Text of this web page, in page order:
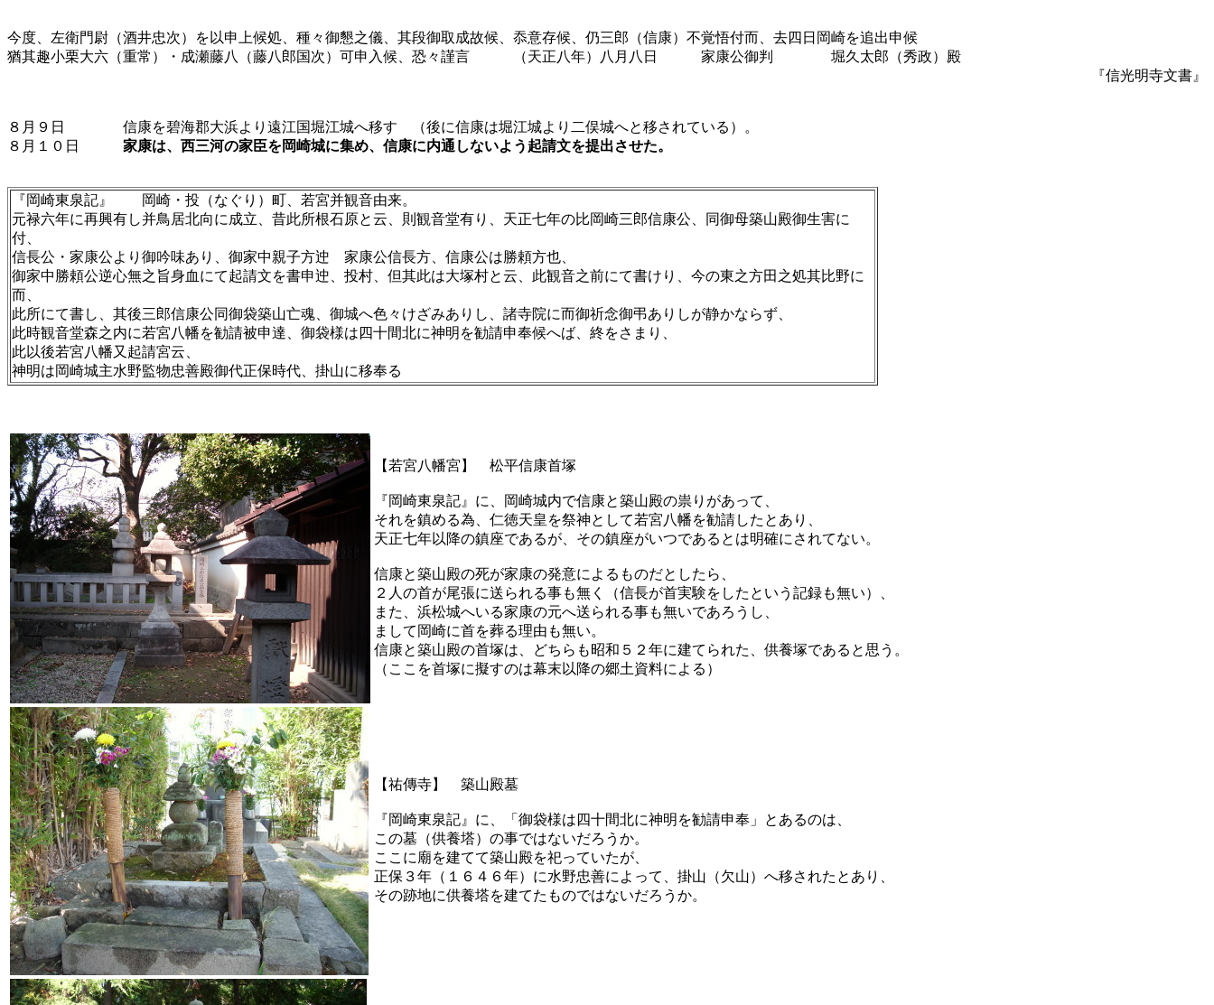
今度、左衛門尉（酒井忠次）を以申上候処、種々御懇之儀、其段御取成故候、忝意存候、仍三郎（信康）不覚悟付而、去四日岡崎を追出申候
猶其趣小栗大六（重常）・成瀬藤八（藤八郎国次）可申入候、恐々謹言 （天正八年）八月八日 家康公御判 堀久太郎（秀政）殿
『信光明寺文書』
８月９日 信康を碧海郡大浜より遠江国堀江城へ移す （後に信康は堀江城より二俣城へと移されている）。
８月１０日 家康は、西三河の家臣を岡崎城に集め、信康に内通しないよう起請文を提出させた。
『岡崎東泉記』 岡崎・投（なぐり）町、若宮并観音由来。
元禄六年に再興有し并鳥居北向に成立、昔此所根石原と云、則観音堂有り、天正七年の比岡崎三郎信康公、同御母築山殿御生害に
付、
信長公・家康公より御吟味あり、御家中親子方迚 家康公信長方、信康公は勝頼方也、
御家中勝頼公逆心無之旨身血にて起請文を書申迚、投村、但其此は大塚村と云、此観音之前にて書けり、今の東之方田之処其比野に
而、
此所にて書し、其後三郎信康公同御袋築山亡魂、御城へ色々けざみありし、諸寺院に而御祈念御弔ありしが静かならず、
此時観音堂森之内に若宮八幡を勧請被申達、御袋様は四十間北に神明を勧請申奉候へば、終をさまり、
此以後若宮八幡又起請宮云、
神明は岡崎城主水野監物忠善殿御代正保時代、掛山に移奉る
【若宮八幡宮】 松平信康首塚
『岡崎東泉記』に、岡崎城内で信康と築山殿の祟りがあって、
それを鎮める為、仁徳天皇を祭神として若宮八幡を勧請したとあり、
天正七年以降の鎮座であるが、その鎮座がいつであるとは明確にされてない。
信康と築山殿の死が家康の発意によるものだとしたら、
２人の首が尾張に送られる事も無く（信長が首実験をしたという記録も無い）、
また、浜松城へいる家康の元へ送られる事も無いであろうし、
まして岡崎に首を葬る理由も無い。
信康と築山殿の首塚は、どちらも昭和５２年に建てられた、供養塚であると思う。
（ここを首塚に擬すのは幕末以降の郷土資料による）
【祐傳寺】 築山殿墓
『岡崎東泉記』に、「御袋様は四十間北に神明を勧請申奉」とあるのは、
この墓（供養塔）の事ではないだろうか。
ここに廟を建てて築山殿を祀っていたが、
正保３年（１６４６年）に水野忠善によって、掛山（欠山）へ移されたとあり、
その跡地に供養塔を建てたものではないだろうか。